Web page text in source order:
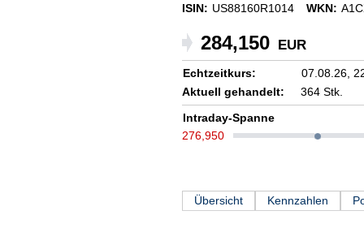
ISIN: US88160R1014 WKN:
284,150 EUR
Echtzeitkurs: 07.08.26,
Aktuell gehandelt:
364 Stk.
Intraday-Spanne
276,950
Übersicht Kennzahlen